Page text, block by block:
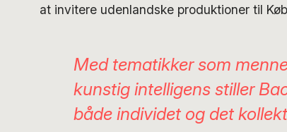
at invitere udenlandske produktioner til
Med tematikker som
kunstig intelligens stiller
både individet og det